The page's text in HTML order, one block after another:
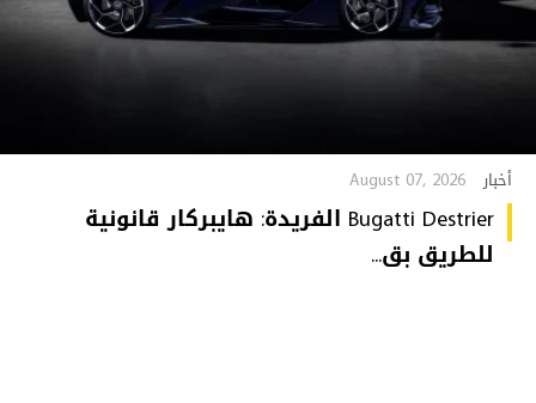
أخبار August 07, 2026
Bugatti Destrier الفريدة: هايبركار قانونية
للطريق بق...